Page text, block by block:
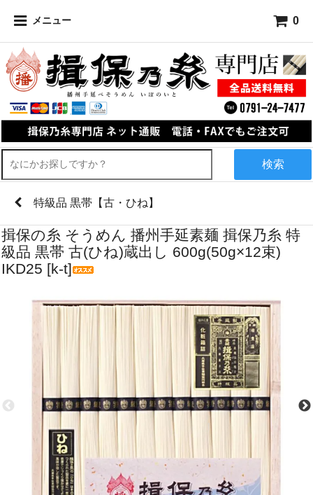
メニュー 0
検索
特級品 黒帯【古・ひね】
揖保の糸 そうめん 播州手延素麺 揖保乃糸 特
級品 黒帯 古(ひね)蔵出し 600g(50g×12束)
IKD25 [k-t]